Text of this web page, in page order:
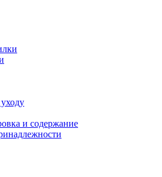
и содержание